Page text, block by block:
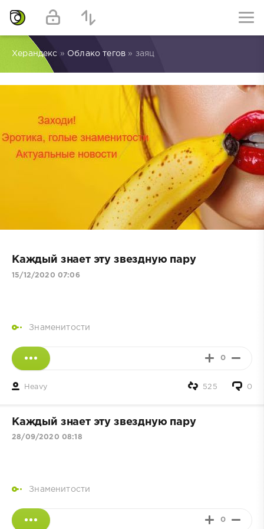
Херандекс » Облако тегов » заяц
Каждый знает эту звездную пару
15/12/2020 07:06
Знаменитости
0
Heavy 0
525
Каждый знает эту звездную пару
28/09/2020 08:18
Знаменитости
0